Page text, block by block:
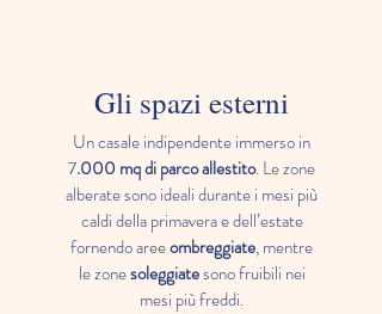
Gli spazi esterni
Un casale indipendente immerso in
7.000 mq di parco allestito. Le zone
alberate sono ideali durante i mesi più
caldi della primavera e dell’estate
fornendo areeombreggiate, mentre
le zonesoleggiatesono fruibili nei
mesi più freddi.